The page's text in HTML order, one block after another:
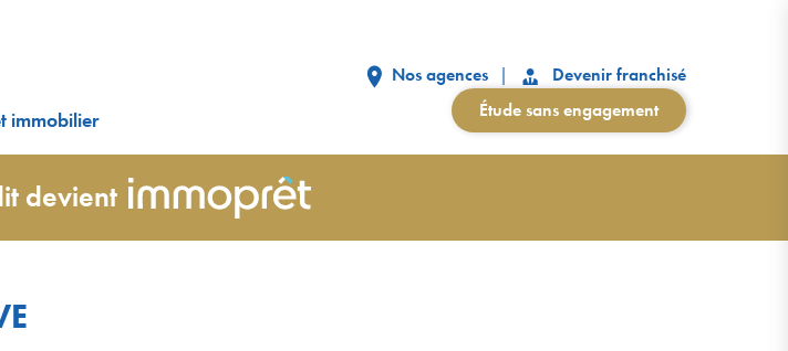
immobilier
Nos agences
Devenir franchisé
Étude sans engagement
devient